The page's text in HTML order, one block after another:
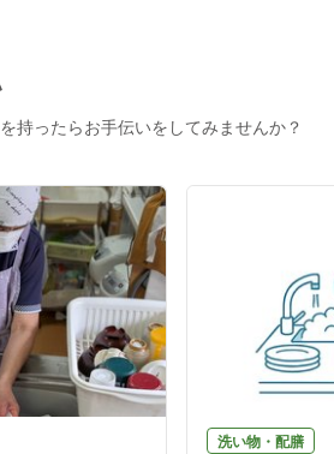
持ったらお手伝いをしてみませんか？
洗い物・配膳